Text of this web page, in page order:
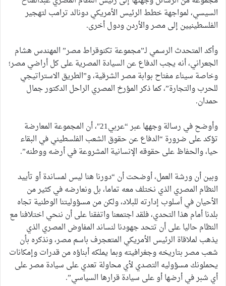
السيسي، لمواجهة خطط الرئيس الأمريكي دونالد ترامب لتهجير
الفلسطينيين إلى مصر والأردن ودول أخرى.
وأكد المتحدث الرسمي لـ”مجموعة تكنوقراط مصر” المهندس هشام
الجعراني، أنه يجب الدفاع عن السيادة المصرية على كل أراضي مصر؛
وخاصة سيناء مفتاح بوابة مصر الشرقية، و”الطريق الاستراتيجي
للحرب والتجارة”، كما ذكر المؤرخ المصري الراحل الدكتور جمال
حمدان.
وأوضح في رسالة وجهها عبر “عربي21″، أن المجموعة المعارضة
تؤكد على ضرورة “الدفاع عن حقوق الشعب الفلسطيني في البقاء
حيا، والحفاظ على حقوقه الإنسانية المشروعة في أرضه ووطنه”.
وبين أن ورشة العمل، أوضحت أن “دورنا هنا ليس لمساندة أو تأييد
النظام المصري الذي نختلف معه تماما، بل ونعارضه في كثير من
الأحيان في أسلوب إدارته للبلاد، ولكن من مسؤوليتنا الوطنية تجاه
بلدنا أمام هذا التحدي، فلقد اجتمعنا واتفقنا على أن ننحي اختلافنا مع
النظام حاليا على أن تتحد جهودنا لنساند المفاوض المصري الذي
يذهب لملاقاة الرئيس الأمريكي المتعجرف باسم مصر، ونذكره بأن
شعب مصر بتاريخه وجغرافيته وبما يملكه أبناؤه من قدرات وإمكانات
يحملونك مسؤوليه التصدي لأي محاولة تعدي على سيادة مصر على
أي شبر في أرضها أو على سيادة قرارها السياسي”.